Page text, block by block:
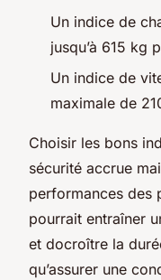
Un indice de
jusqu’à 615 kg
Un indice de
maximale de
Choisir les bons
sécurité accrue
performances des
pourrait entraîner
et docroître la
qu’assurer une